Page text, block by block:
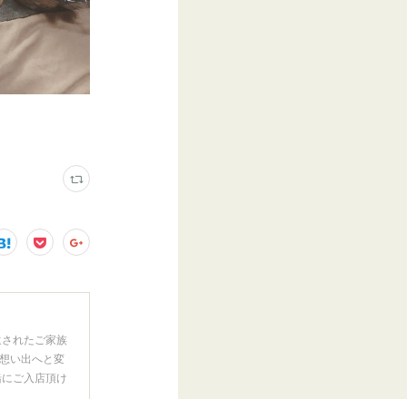
れたご家族
い出へと変
ご入店頂け